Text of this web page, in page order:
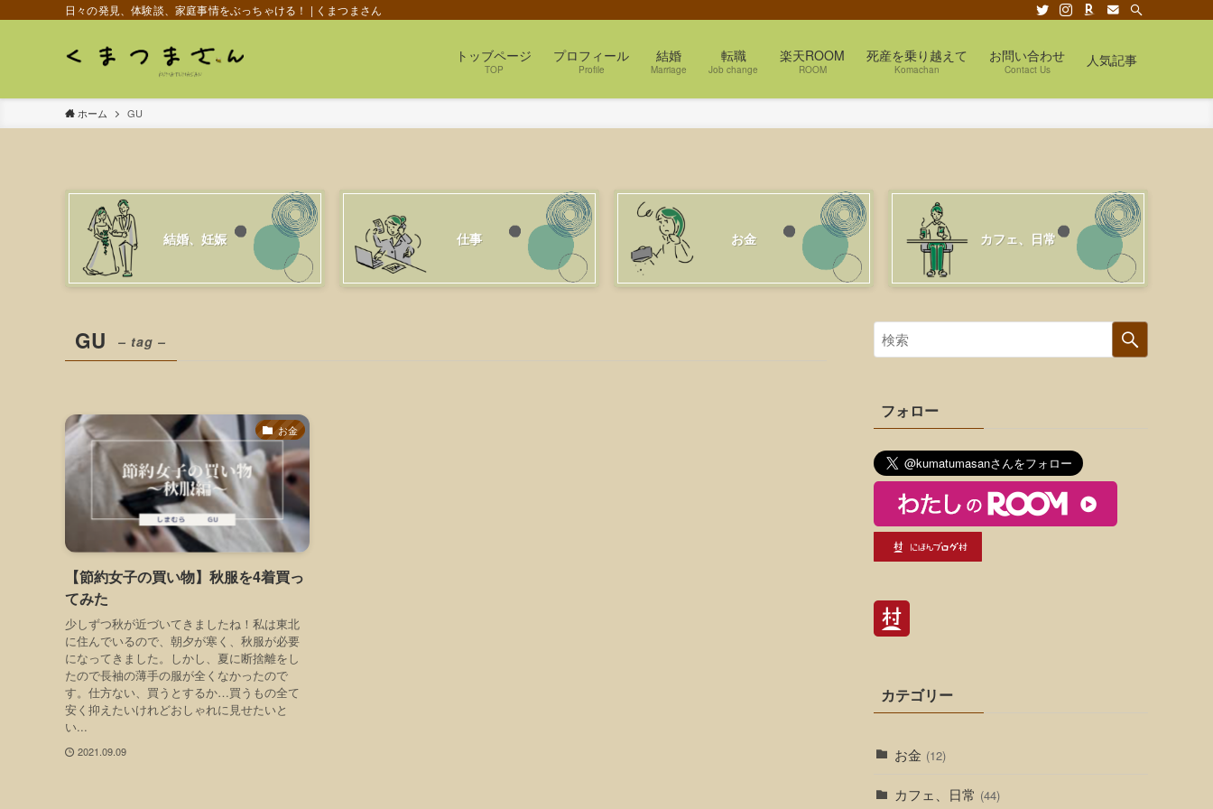
日々の発見、体験談、家庭事情をぶっちゃける！ | くまつまさん
トッブページ
TOP
プロフィール
Profile
結婚
Marriage
転職
Job change
楽天ROOM
ROOM
死産を乗り越えて
Komachan
お問い合わせ
Contact Us
人気記事
ホーム GU
結婚、妊娠 仕事 お金 カフェ、日常
GU – tag –
お金
【節約女子の買い物】秋服を4着買っ
てみた
少しずつ秋が近づいてきましたね！私は東北
に住んでいるので、朝夕が寒く、秋服が必要
になってきました。しかし、夏に断捨離をし
たので長袖の薄手の服が全くなかったので
す。仕方ない、買うとするか…買うもの全て
安く抑えたいけれどおしゃれに見せたいと
い...
2021.09.09
フォロー
カテゴリー
お金 (12)
カフェ、日常 (44)